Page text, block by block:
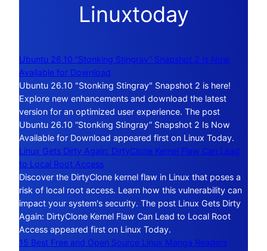
Linuxtoday
Ubuntu 26.10 “Stonking Stingray” Snapshot 2 Is Now
Available for Download
Ubuntu 26.10 "Stonking Stingray" Snapshot 2 is here!
Explore new enhancements and download the latest
version for an optimized user experience. The post
Ubuntu 26.10 “Stonking Stingray” Snapshot 2 Is Now
Available for Download appeared first on Linux Today.
Linux Gets Dirty Again: DirtyClone Kernel Flaw Can Lead
to Local Root Access
Discover the DirtyClone kernel flaw in Linux that poses a
risk of local root access. Learn how this vulnerability can
impact your system's security. The post Linux Gets Dirty
Again: DirtyClone Kernel Flaw Can Lead to Local Root
Access appeared first on Linux Today.
15 Best Free and Open Source Linux Manga Readers